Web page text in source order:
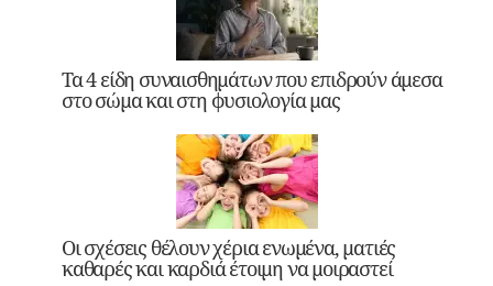
Τα 4 είδη συναισθημάτων που επιδρούν άμεσα
στο σώμα και στη φυσιολογία μας
Οι σχέσεις θέλουν χέρια ενωμένα, ματιές
καθαρές και καρδιά έτοιμη να μοιραστεί